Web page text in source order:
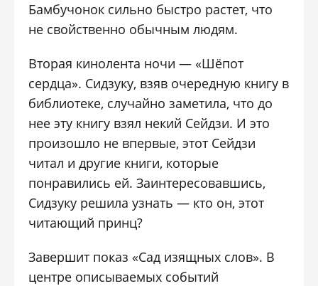
Бамбучонок сильно быстро растет, что
не свойственно обычным людям.
Вторая кинолента ночи — «Шёпот
сердца». Сидзуку, взяв очередную книгу в
библиотеке, случайно заметила, что до
нее эту книгу взял некий Сейдзи. И это
произошло не впервые, этот Сейдзи
читал и другие книги, которые
понравились ей. Заинтересовавшись,
Сидзуку решила узнать — кто он, этот
читающий принц?
Завершит показ «Сад изящных слов». В
центре описываемых событий